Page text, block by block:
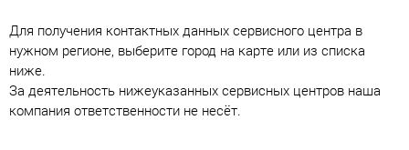
Для получения контактных данных сервисного центра в
нужном регионе, выберите город на карте или из списка
ниже.
За деятельность нижеуказанных сервисных центров наша
компания ответственности не несёт.